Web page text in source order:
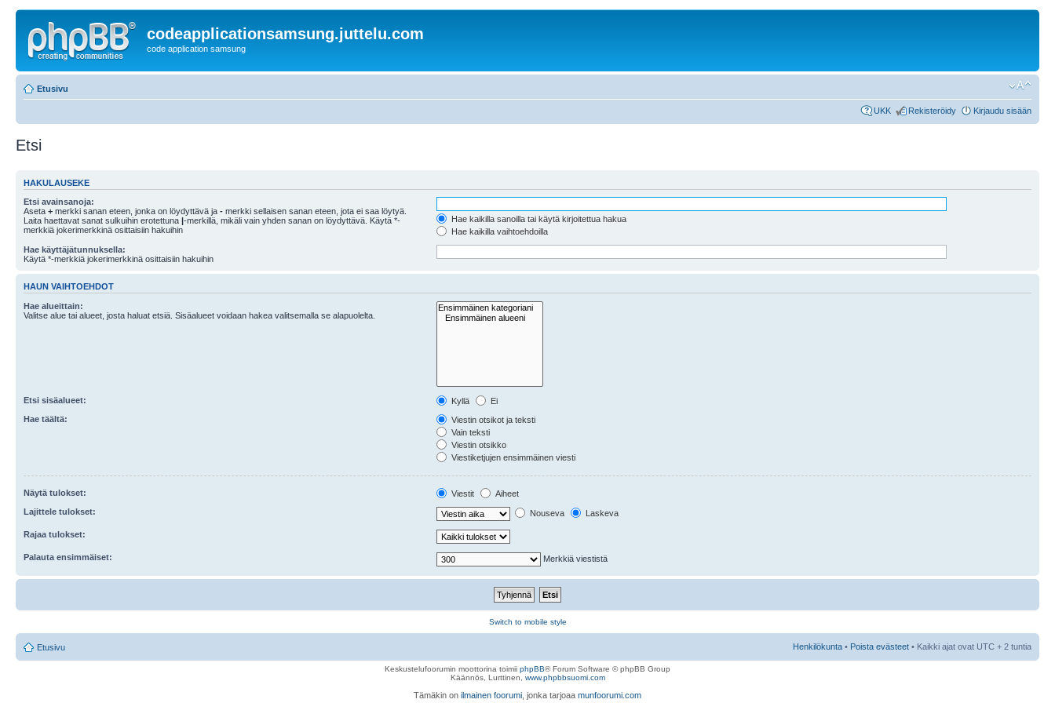
codeapplicationsamsung.juttelu.com
code application samsung
Etusivu
UKK Rekisteröidy Kirjaudu sisään
Etsi
HAKULAUSEKE
Etsi avainsanoja:
Aseta + merkki sanan eteen, jonka on löydyttävä ja - merkki sellaisen sanan eteen, jota ei saa löytyä.
Laita haettavat sanat sulkuihin erotettuna |-merkillä, mikäli vain yhden sanan on löydyttävä. Käytä *-
merkkiä jokerimerkkinä osittaisiin hakuihin
Hae kaikilla sanoilla tai käytä kirjoitettua hakua
Hae kaikilla vaihtoehdoilla
Hae käyttäjätunnuksella:
Käytä *-merkkiä jokerimerkkinä osittaisiin hakuihin
HAUN VAIHTOEHDOT
Hae alueittain:
Valitse alue tai alueet, josta haluat etsiä. Sisäalueet voidaan hakea valitsemalla se alapuolelta.
Etsi sisäalueet: Kyllä
Ei
Hae täältä:
Viestin otsikot ja teksti
Vain teksti
Viestin otsikko
Viestiketjujen ensimmäinen viesti
Näytä tulokset: Viestit
Aiheet
Lajittele tulokset:
Nouseva Laskeva
Rajaa tulokset:
Palauta ensimmäiset: Merkkiä viestistä
Switch to mobile style
Etusivu Henkilökunta • Poista evästeet • Kaikki ajat ovat UTC + 2 tuntia
Keskustelufoorumin moottorina toimii phpBB® Forum Software © phpBB Group
Käännös, Lurttinen, www.phpbbsuomi.com
Tämäkin on ilmainen foorumi , jonka tarjoaa munfoorumi.com